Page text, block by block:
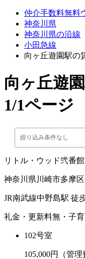
仲介手数料無料
神奈川県
神奈川県の沿線
小田急線
向ヶ丘遊園駅の
向ヶ丘遊
1/1ページ
絞り込み条件なし
リトル・ウッド弐番館
神奈川県川崎市多摩
JR南武線中野島駅 徒
礼金・更新料無・子
102号室
105,000円（管理